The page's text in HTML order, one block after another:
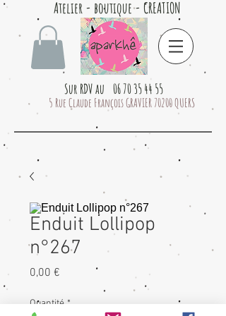
Atelier - boutique - CREATION
Sur RDV au 06 70 35 44 55
5 Rue Claude François GRAVIER 70200 QUERS
Enduit Lollipop
n°267
0,00 €
Quantité *